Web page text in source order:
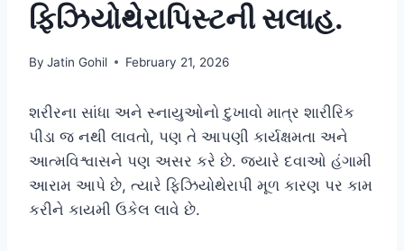
ફિઝિયોથેરાપિસ્ટની સલાહ.
By Jatin Gohil February 21, 2026
શરીરના સાંધા અને સ્નાયુઓનો દુખાવો માત્ર શારીરિક
પીડા જ નથી લાવતો, પણ તે આપણી કાર્યક્ષમતા અને
આત્મવિશ્વાસને પણ અસર કરે છે. જ્યારે દવાઓ હંગામી
આરામ આપે છે, ત્યારે ફિઝિયોથેરાપી મૂળ કારણ પર કામ
કરીને કાયમી ઉકેલ લાવે છે.